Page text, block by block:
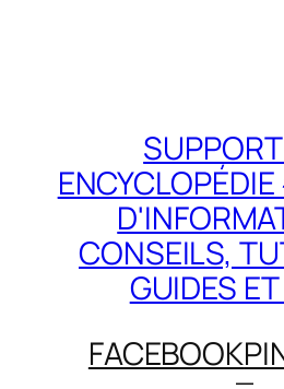
CONSEILS,
GUIDES
FACEBOOK